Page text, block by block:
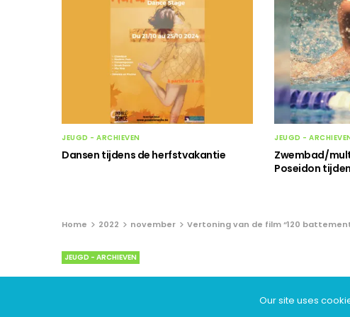
JEUGD - ARCHIEVEN
Dansen tijdens de herfstvakantie
JEUGD -
Zwembad/
Poseidon
Home 2022 november Vertoning van de film “120
JEUGD - ARCHIEVEN
Vertoning van de
Our site uses